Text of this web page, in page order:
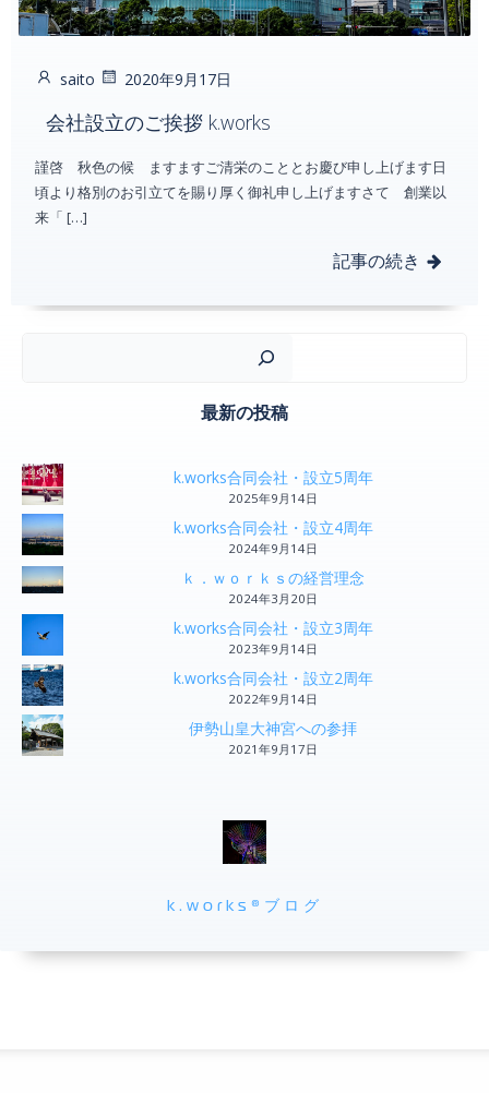
saito 2020年9月17日
会社設立のご挨拶 k.works
謹啓 秋色の候 ますますご清栄のこととお慶び申し上げます日
頃より格別のお引立てを賜り厚く御礼申し上げますさて 創業以
来「 […]
記事の続き
最新の投稿
k.works合同会社・設立5周年
2025年9月14日
k.works合同会社・設立4周年
2024年9月14日
ｋ．ｗｏｒｋｓの経営理念
2024年3月20日
k.works合同会社・設立3周年
2023年9月14日
k.works合同会社・設立2周年
2022年9月14日
伊勢山皇大神宮への参拝
2021年9月17日
k.works®ブログ